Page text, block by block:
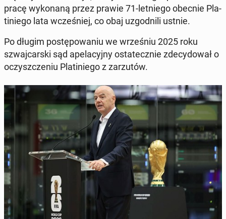
pracę wyko­naną przez prawie 71-let­niego obecnie Pla­
tiniego lata wcześniej, co obaj uz­god­nili ustnie.
Po długim postępowa­niu we wrześniu 2025 roku
szwa­j­cars­ki sąd apela­cyjny os­tate­cznie zde­cy­dował o
oczyszcze­niu Pla­tiniego z zarzutów.